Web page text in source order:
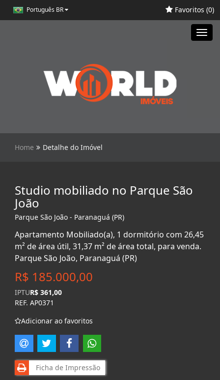
Português BR Favoritos (0)
Home Detalhe do Imóvel
Studio mobiliado no Parque São
João
Parque São João - Paranaguá (PR)
Apartamento Mobiliado(a), 1 dormitório com 26,45
m² de área útil, 31,37 m² de área total, para venda.
Parque São João, Paranaguá (PR)
R$ 185.000,00
IPTUR$ 361,00
REF. AP0371
Adicionar ao favoritos
Ficha de Impressão